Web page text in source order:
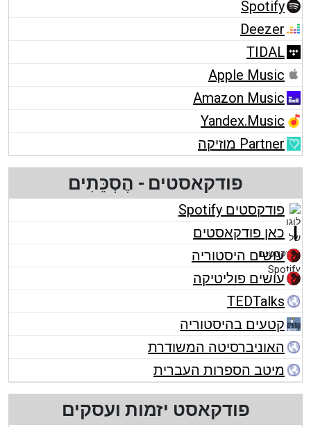
Spotify
Deezer
TIDAL
Apple Music
Amazon Music
Yandex.Music
Partner מוזיקה
פודקאסטים - הֶסְכֵּתִים
פודקסטים Spotify
כאן פודקאסטים
עושים היסטוריה
עושים פוליטיקה
TEDTalks
קטעים בהיסטוריה
האוניברסיטה המשודרת
מיטב הספרות העברית
פודקאסט יזמות ועסקים